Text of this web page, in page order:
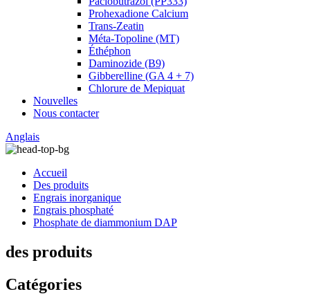
Prohexadione Calcium
Trans-Zeatin
Méta-Topoline (MT)
Éthéphon
Daminozide (B9)
Gibberelline (GA 4 + 7)
Chlorure de Mepiquat
Nouvelles
Nous contacter
Anglais
Accueil
Des produits
Engrais inorganique
Engrais phosphaté
Phosphate de diammonium DAP
des produits
Catégories